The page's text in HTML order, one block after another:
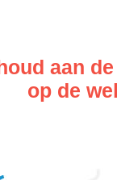
aan
op de